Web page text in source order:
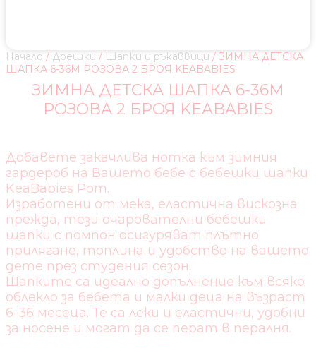
Начало / Дрешки / Шапки и ръкаввици / ЗИМНА ДЕТСКА
ШАПКА 6-36М РОЗОВА 2 БРОЯ KEABABIES
ЗИМНА ДЕТСКА ШАПКА 6-36М
РОЗОВА 2 БРОЯ KEABABIES
Добавете закачлива нотка към зимния
гардероб на Вашето бебе с бебешки шапки
KeaBabies Pom.
Изработени от мека, еластична вискозна
прежда, тези очарователни бебешки
шапки с помпон осигуряват плътно
прилягане, топлина и удобство на вашето
дете през студения сезон.
Шапките са идеално допълнение към всяко
облекло за бебета и малки деца на възраст
6-36 месеца. Те са леки и еластични, удобни
за носене и могат да се перат в пералня.